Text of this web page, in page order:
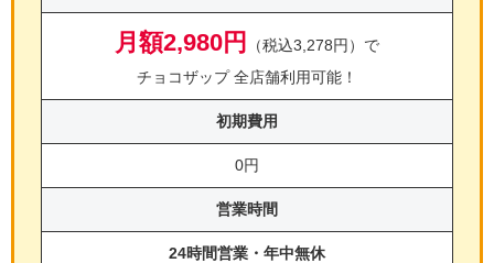
月額2,980円
（税込3,278円）で
チョコザップ 全店舗利用可能！
初期費用
0円
営業時間
24時間営業・年中無休